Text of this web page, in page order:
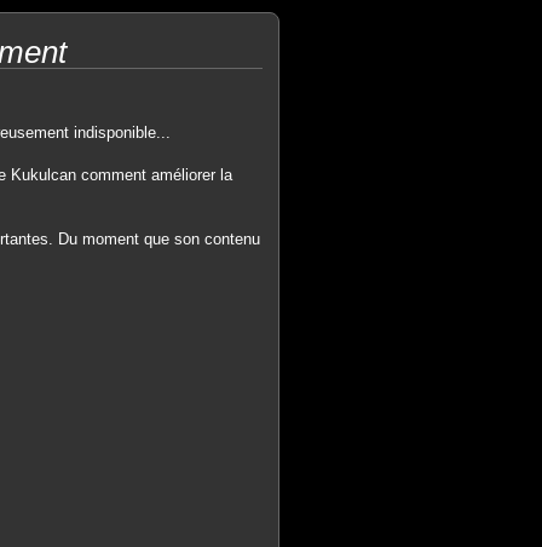
indisponible...
Kukulcan comment améliorer la
Du moment que son contenu